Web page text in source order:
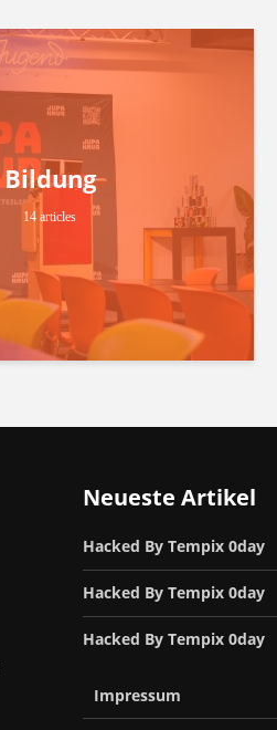
Bildung
14 articles
Neueste Artikel
Hacked By Tempix 0day
Hacked By Tempix 0day
Hacked By Tempix 0day
Impressum